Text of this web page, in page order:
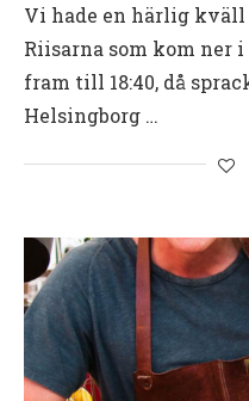
Vi hade en härlig
Riisarna som kom ner
fram till 18:40, då
Helsingborg …